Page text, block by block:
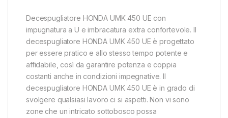
Decespugliatore HONDA UMK 450 UE con
impugnatura a U e imbracatura extra confortevole. Il
decespugliatore HONDA UMK 450 UE è progettato
per essere pratico e allo stesso tempo potente e
affidabile, così da garantire potenza e coppia
costanti anche in condizioni impegnative. Il
decespugliatore HONDA UMK 450 UE è in grado di
svolgere qualsiasi lavoro ci si aspetti. Non vi sono
zone che un intricato sottobosco possa